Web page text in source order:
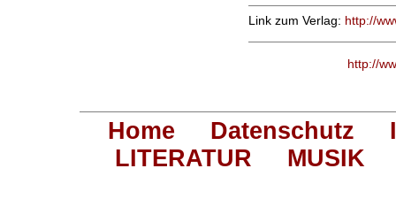
Link zum Verlag: http://
http://
Home Datenschutz
LITERATUR
MUSIK